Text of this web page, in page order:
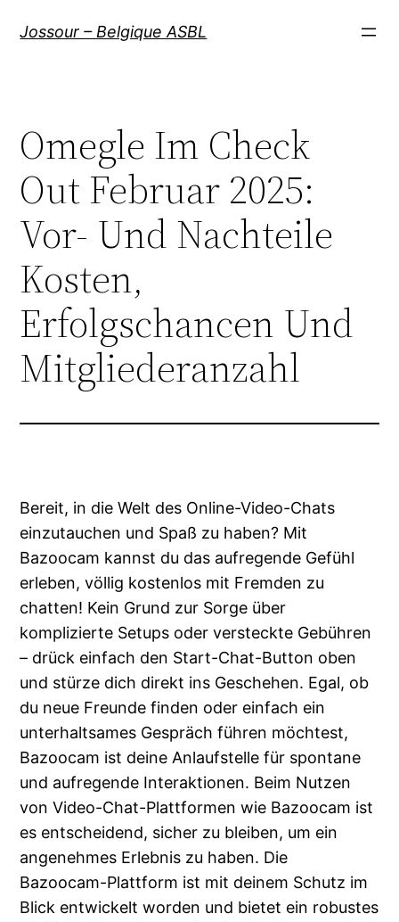
Jossour – Belgique ASBL
Omegle Im Check
Out Februar 2025:
Vor- Und Nachteile
Kosten,
Erfolgschancen Und
Mitgliederanzahl
Bereit, in die Welt des Online-Video-Chats
einzutauchen und Spaß zu haben? Mit
Bazoocam kannst du das aufregende Gefühl
erleben, völlig kostenlos mit Fremden zu
chatten! Kein Grund zur Sorge über
komplizierte Setups oder versteckte Gebühren
– drück einfach den Start-Chat-Button oben
und stürze dich direkt ins Geschehen. Egal, ob
du neue Freunde finden oder einfach ein
unterhaltsames Gespräch führen möchtest,
Bazoocam ist deine Anlaufstelle für spontane
und aufregende Interaktionen. Beim Nutzen
von Video-Chat-Plattformen wie Bazoocam ist
es entscheidend, sicher zu bleiben, um ein
angenehmes Erlebnis zu haben. Die
Bazoocam-Plattform ist mit deinem Schutz im
Blick entwickelt worden und bietet ein robustes